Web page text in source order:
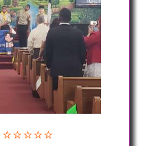
⭐⭐⭐⭐⭐